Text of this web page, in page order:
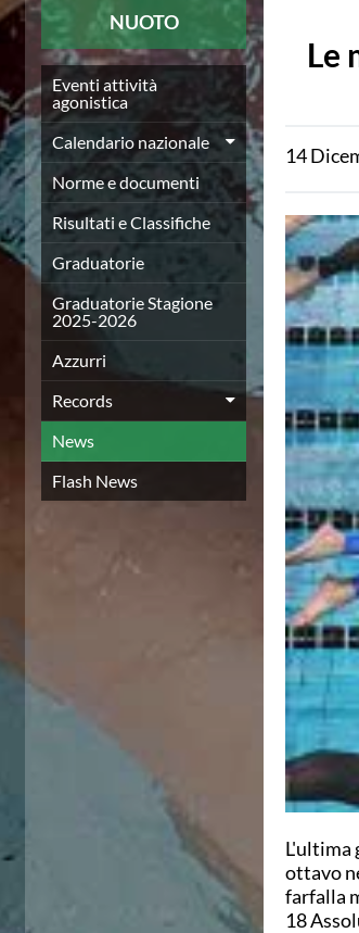
News
Flash News
Europei a modo Mei
Nuoto
attività agonistica
nazionale
e documenti
e Classifiche
Graduatorie
Stagione 2025-2026
Azzurri
Records
News
Flash News
Pallanuoto
Norme e documenti
Le Nazionali
Coppa Italia
A1 Maschile
A1 Femminile
A2 Maschile
Campionati 2003-2017
Finali Giovanili
Waterpolo Channel
Norme e documenti
Risultati e Classifiche
NUOTO
Eventi attività
agonistica
Calendario nazionale
Norme e documenti
Risultati e Classifiche
Graduatorie
Graduatorie Stagione
2025-2026
Azzurri
Records
News
Flash News
Le
14
L'ultima
ottavo
farfalla
18